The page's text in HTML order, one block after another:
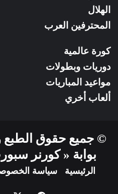
الهلال
المحترفين العرب
كورة عالمية
دوريات وبطولات
مواعيد المباريات
ألعاب أخري
© جميع حقوق الطبع
بوابة « كورنر سبورت »
الرئيسية سياسة